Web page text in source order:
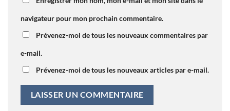
navigateur pour mon prochain commentaire.
Prévenez-moi de tous les nouveaux commentaires par
e-mail.
Prévenez-moi de tous les nouveaux articles par e-mail.